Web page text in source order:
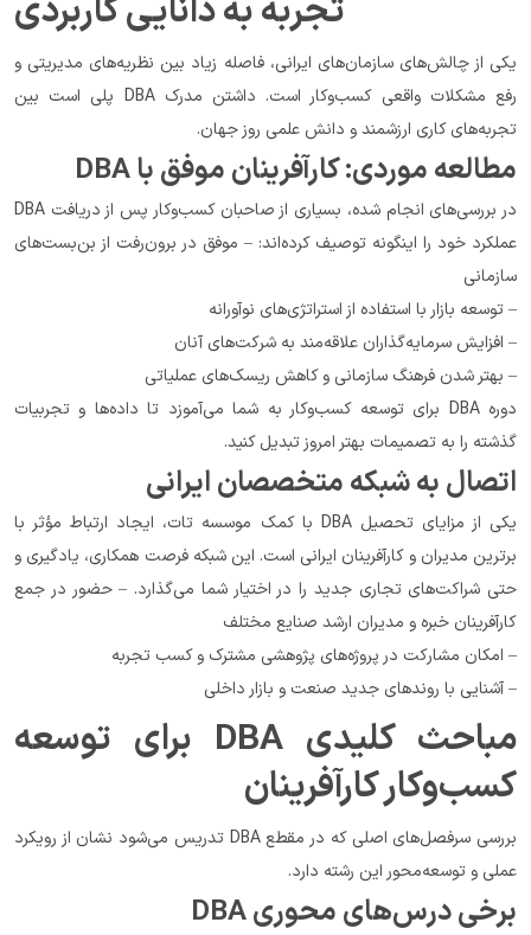
تجربه به دانایی کاربردی
تجربه‌های کاری ارزشمند و دانش علمی روز جهان.
مطالعه موردی: کارآفرینان موفق با DBA
سازمانی
– توسعه بازار با استفاده از استراتژی‌های نوآورانه
– افزایش سرمایه‌گذاران علاقه‌مند به شرکت‌های آنان
– بهتر شدن فرهنگ سازمانی و کاهش ریسک‌های عملیاتی
گذشته را به تصمیمات بهتر امروز تبدیل کنید.
اتصال به شبکه متخصصان ایرانی
کارآفرینان خبره و مدیران ارشد صنایع مختلف
– امکان مشارکت در پروژه‌های پژوهشی مشترک و کسب تجربه
– آشنایی با روندهای جدید صنعت و بازار داخلی
کسب‌وکار کارآفرینان
عملی و توسعه‌محور این رشته دارد.
برخی درس‌های محوری DBA